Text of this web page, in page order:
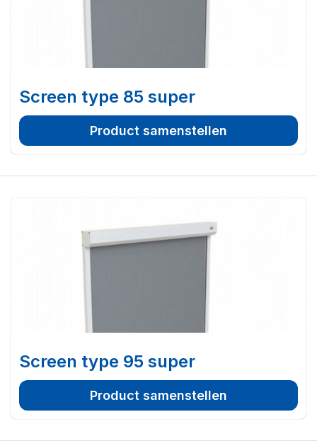
Screen type 85 super
Product samenstellen
Screen type 95 super
Product samenstellen